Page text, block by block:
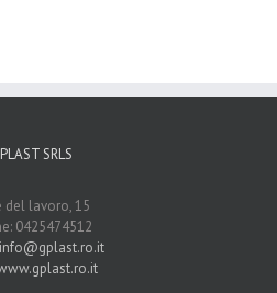
SRLS
del lavoro, 15
0425474512
info@gplast.ro.it